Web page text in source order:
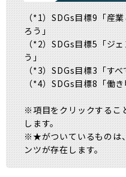
（*1）SDGs目標9「産
ろう」
（*2）SDGs目標5「ジ
う」
（*3）SDGs目標3「す
（*4）SDGs目標8「働
※項目をクリックするこ
します。
※★がついているものは
ンツが存在します。